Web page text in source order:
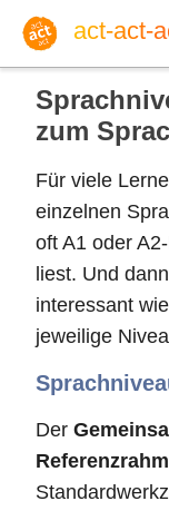
act-act-
Blog
So, 09.
Englisch
zum
Für viele
einzelnen
oft A1 oder
liest. Und
interessant
jeweilige
Der